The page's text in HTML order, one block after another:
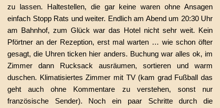
zu lassen. Haltestellen, die gar keine waren ohne Ansagen
einfach Stopp Rats und weiter. Endlich am Abend um 20:30 Uhr
am Bahnhof, zum Glück war das Hotel nicht sehr weit. Kein
Pförtner an der Rezeption, erst mal warten … wie schon öfter
gesagt, die Uhren ticken hier anders. Buchung war alles ok, im
Zimmer dann Rucksack ausräumen, sortieren und warm
duschen. Klimatisiertes Zimmer mit TV (kam grad Fußball das
geht auch ohne Kommentare zu verstehen, sonst nur
französische Sender). Noch ein paar Schritte durch die